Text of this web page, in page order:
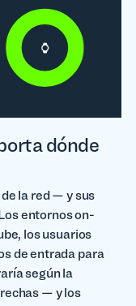
dónde
la red — y sus
entornos on-
los usuarios
de entrada para
según la
— y los